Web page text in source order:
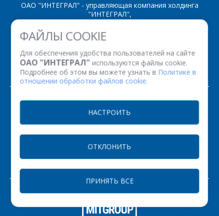
ФАЙЛЫ COOKIE
Для обеспечения удобства пользователей на сайте
ОАО "ИНТЕГРАЛ" используются файлы cookie.
Подробнее об этом вы можете узнать в Политике в
отношении обработки файлов cookie.
НАСТРОИТЬ
ОТКЛОНИТЬ
ПРИНЯТЬ ВСЕ
ОАО "ИНТЕГРАЛ" - управляющая компания холдинга
"ИНТЕГРАЛ",
ул. Казинца И.П., д.121А, комната 327, г. Минск, 220108,
Республика Беларусь
Факс: (+375 17) 338 12 94 УНП 100386629
Рег. номер 100386629 от 01.08.2013 г.
© 2026. Все права защищены.
РАЗРАБОТКА САЙТА
ЗАКАЗАТЬ